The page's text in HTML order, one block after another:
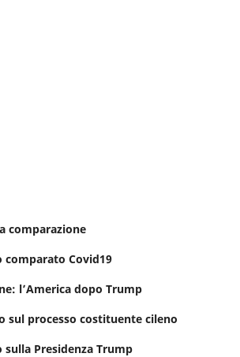
comparazione
comparato Covid19
l’America dopo Trump
sul processo costituente cileno
sulla Presidenza Trump